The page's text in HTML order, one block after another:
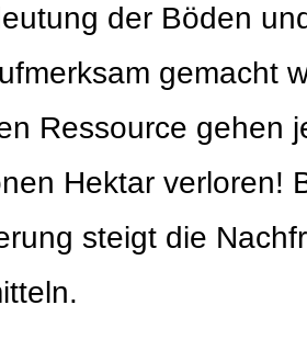
der Böden
gemacht
Ressource gehen
Hektar verloren!
steigt die